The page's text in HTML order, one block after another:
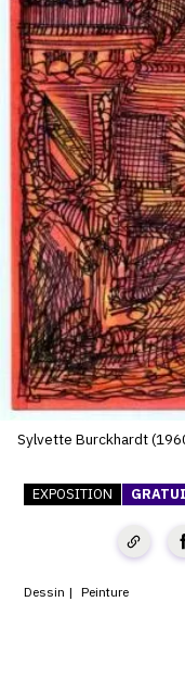
CRÉER
CRÉER
Sylvette Burckhardt
EXPOSITION
Dessin Peinture